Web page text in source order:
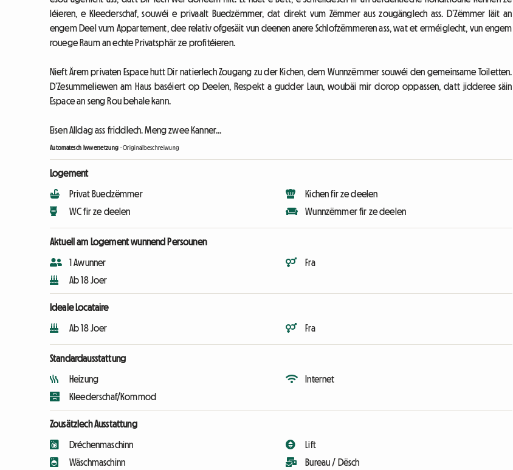
léieren, e Kleederschaf, souwéi e privaalt Buedzëmmer, dat direkt vum Zëmmer aus zougänglech ass. D’Zëmmer läit an
engem Deel vum Appartement, dee relativ ofgesäit vun deenen anere Schlofzëmmeren ass, wat et erméiglecht, vun engem
rouege Raum an echte Privatsphär ze profitéieren.
Nieft Ärem privaten Espace hutt Dir natierlech Zougang zu der Kichen, dem Wunnzëmmer souwéi den gemeinsame Toiletten.
D’Zesummeliewen am Haus baséiert op Deelen, Respekt a gudder Laun, woubäi mir dorop oppassen, datt jidderee säin
Espace an seng Rou behale kann.
Eisen Alldag ass friddlech. Meng zwee Kanner...
Automatesch Iwwersetzung -Originalbeschreiwung
Logement
Privat Buedzëmmer
WC fir ze deelen
Kichen fir ze deelen
Wunnzëmmer fir ze deelen
Aktuell am Logement wunnend Persounen
1 Awunner
Ab 18 Joer
Fra
Ideale Locataire
Ab 18 Joer Fra
Standardausstattung
Heizung
Kleederschaf/Kommod
Internet
Zousätzlech Ausstattung
Dréchenmaschinn
Wäschmaschinn
Lift
Bureau / Dësch